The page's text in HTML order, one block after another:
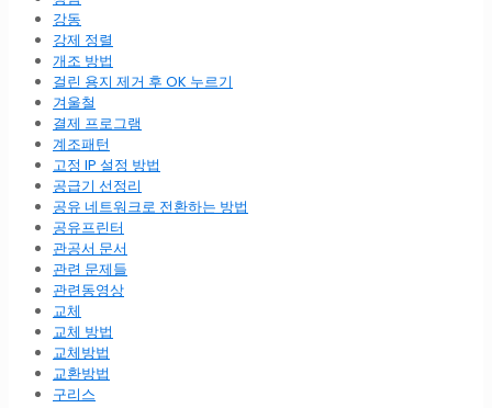
강동
강제 정렬
개조 방법
걸린 용지 제거 후 OK 누르기
겨울철
결제 프로그램
계조패턴
고정 IP 설정 방법
공급기 선정리
공유 네트워크로 전환하는 방법
공유프린터
관공서 문서
관련 문제들
관련동영상
교체
교체 방법
교체방법
교환방법
구리스